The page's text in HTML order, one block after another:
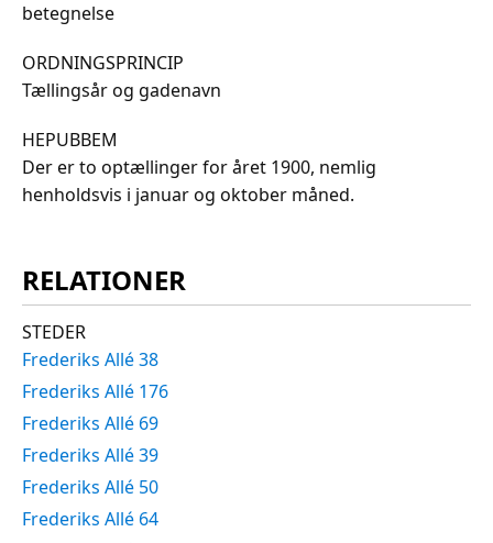
betegnelse
ORDNINGSPRINCIP
Tællingsår og gadenavn
HEPUBBEM
Der er to optællinger for året 1900, nemlig
henholdsvis i januar og oktober måned.
RELATIONER
STEDER
Frederiks Allé 38
Frederiks Allé 176
Frederiks Allé 69
Frederiks Allé 39
Frederiks Allé 50
Frederiks Allé 64